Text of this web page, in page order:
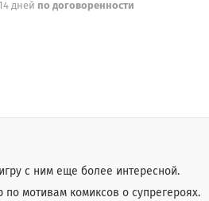
дней по договоренности
с ним еще более интересной.
мотивам комиксов о супрегероях.